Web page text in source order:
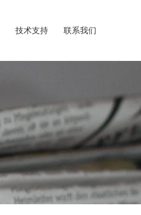
技术支持 联系我们